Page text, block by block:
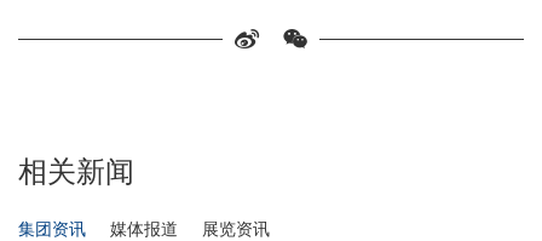
相关新闻
集团资讯 媒体报道 展览资讯